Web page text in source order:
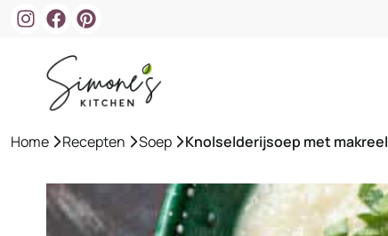
Home »Recepten »Soep »Knolselderijsoep met makreel